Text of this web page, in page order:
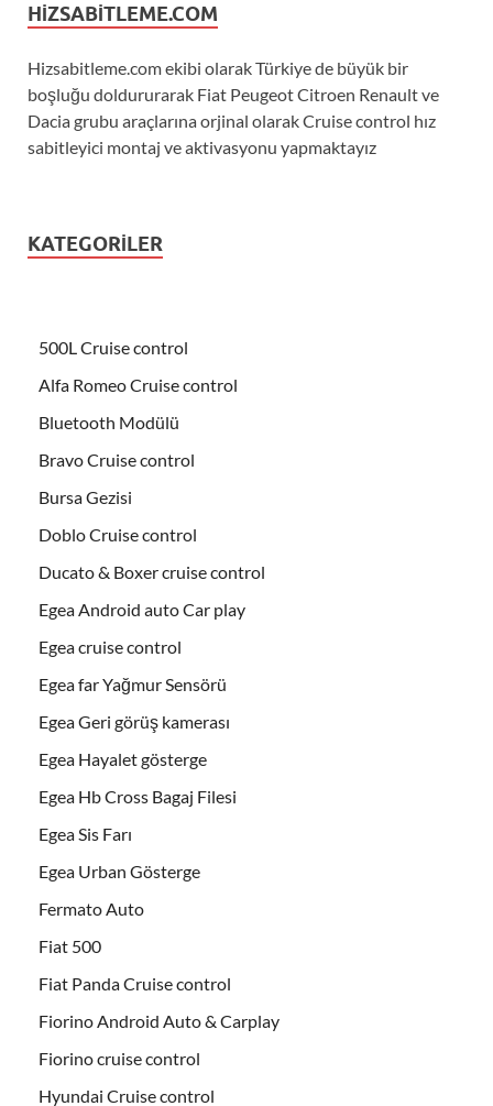
HIZSABITLEME.COM
Hizsabitleme.com ekibi olarak Türkiye de büyük bir
boşluğu doldururarak Fiat Peugeot Citroen Renault ve
Dacia grubu araçlarına orjinal olarak Cruise control hız
sabitleyici montaj ve aktivasyonu yapmaktayız
KATEGORILER
500L Cruise control
Alfa Romeo Cruise control
Bluetooth Modülü
Bravo Cruise control
Bursa Gezisi
Doblo Cruise control
Ducato & Boxer cruise control
Egea Android auto Car play
Egea cruise control
Egea far Yağmur Sensörü
Egea Geri görüş kamerası
Egea Hayalet gösterge
Egea Hb Cross Bagaj Filesi
Egea Sis Farı
Egea Urban Gösterge
Fermato Auto
Fiat 500
Fiat Panda Cruise control
Fiorino Android Auto & Carplay
Fiorino cruise control
Hyundai Cruise control